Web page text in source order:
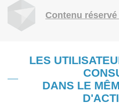
Contenu
LES
DANS LE